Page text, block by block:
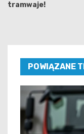
tramwaje!
POWIĄZANE